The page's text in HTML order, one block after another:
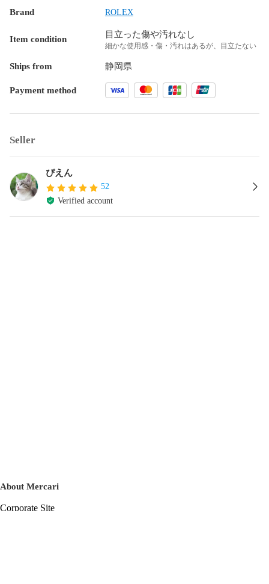
Brand ROLEX
Item condition 目立った傷や汚れなし
細かな使用感・傷・汚れはあるが、目立たない
Ships from 静岡県
Payment method
Seller
ぴえん
52
Verified account
About Mercari
Corporate Site